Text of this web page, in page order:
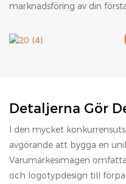
marknadsföring av din
Detaljerna Gör
I den mycket
avgörande att bygga en
Varumärkesimagen
och logotypdesign till